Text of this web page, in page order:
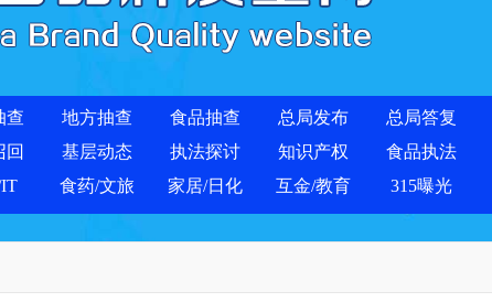
查 地方抽查 食品抽查 总局发布 总局答复
回 基层动态 执法探讨 知识产权 食品执法
食药/文旅 家居/日化 互金/教育 315曝光